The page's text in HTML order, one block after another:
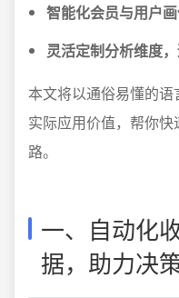
智能化会员与用户
灵活定制分析维度
本文将以通俗易懂的
实际应用价值，帮你
路。
一、自动化
据，助力决